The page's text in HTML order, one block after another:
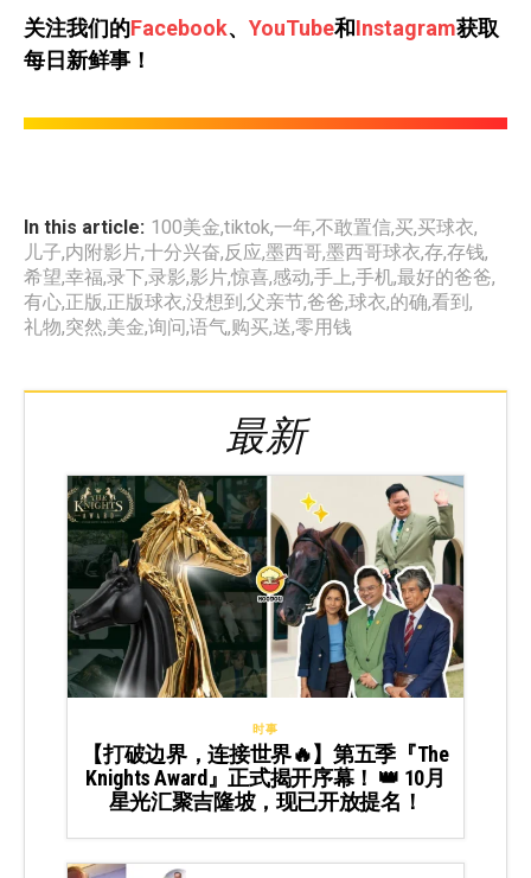
关注我们的Facebook、 YouTube和Instagram获取
每日新鲜事！
In this article: 100美金,tiktok,一年,不敢置信,买,买球衣,
儿子,内附影片,十分兴奋,反应,墨西哥,墨西哥球衣,存,存钱,
希望,幸福,录下,录影,影片,惊喜,感动,手上,手机,最好的爸爸,
有心,正版,正版球衣,没想到,父亲节,爸爸,球衣,的确,看到,
礼物,突然,美金,询问,语气,购买,送,零用钱
最新
时事
【打破边界，连接世界🔥】第五季『The
Knights Award』正式揭开序幕！ 👑 10月
星光汇聚吉隆坡，现已开放提名！